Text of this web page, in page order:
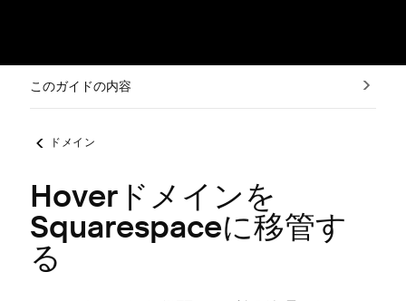
このガイドの内容
ドメイン
Hoverドメインを
Squarespaceに移管す
る